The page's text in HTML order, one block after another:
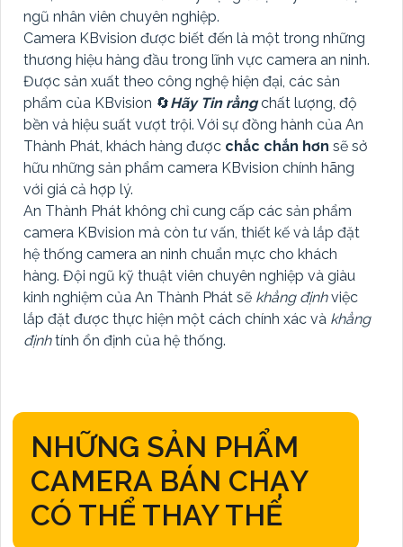
ngũ nhân viên chuyên nghiệp.
Camera KBvision được biết đến là một trong những
thương hiệu hàng đầu trong lĩnh vực camera an ninh.
Được sản xuất theo công nghệ hiện đại, các sản
phẩm của KBvision 🔄Hãy Tin rằngchất lượng, độ
bền và hiệu suất vượt trội. Với sự đồng hành của An
Thành Phát, khách hàng được chắc chắn hơn sẽ sở
hữu những sản phẩm camera KBvision chính hãng
với giá cả hợp lý.
An Thành Phát không chỉ cung cấp các sản phẩm
camera KBvision mà còn tư vấn, thiết kế và lắp đặt
hệ thống camera an ninh chuẩn mực cho khách
hàng. Đội ngũ kỹ thuật viên chuyên nghiệp và giàu
kinh nghiệm của An Thành Phát sẽ khẳng địnhviệc
lắp đặt được thực hiện một cách chính xác và khẳng
địnhtính ổn định của hệ thống.
NHỮNG SẢN PHẨM
CAMERA BÁN CHẠY
CÓ THỂ THAY THẾ